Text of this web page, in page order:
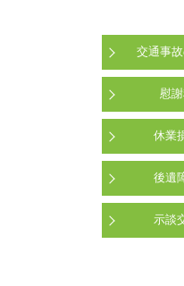
交通事
慰
休業
後遺
示談